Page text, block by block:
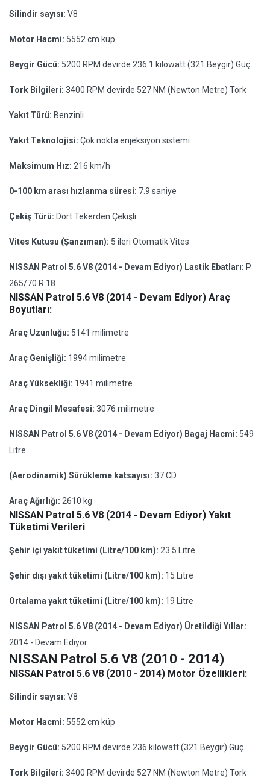
Silindir sayısı: V8
Motor Hacmi: 5552 cm küp
Beygir Gücü: 5200 RPM devirde 236.1 kilowatt (321 Beygir) Güç
Tork Bilgileri: 3400 RPM devirde 527 NM (Newton Metre) Tork
Yakıt Türü: Benzinli
Yakıt Teknolojisi: Çok nokta enjeksiyon sistemi
Maksimum Hız: 216 km/h
0-100 km arası hızlanma süresi: 7.9 saniye
Çekiş Türü: Dört Tekerden Çekişli
Vites Kutusu (Şanzıman): 5 ileri Otomatik Vites
NISSAN Patrol 5.6 V8 (2014 - Devam Ediyor) Lastik Ebatları: P
265/70 R 18
NISSAN Patrol 5.6 V8 (2014 - Devam Ediyor) Araç
Boyutları:
Araç Uzunluğu: 5141 milimetre
Araç Genişliği: 1994 milimetre
Araç Yüksekliği: 1941 milimetre
Araç Dingil Mesafesi: 3076 milimetre
NISSAN Patrol 5.6 V8 (2014 - Devam Ediyor) Bagaj Hacmi: 549
Litre
(Aerodinamik) Sürükleme katsayısı: 37 CD
Araç Ağırlığı: 2610 kg
NISSAN Patrol 5.6 V8 (2014 - Devam Ediyor) Yakıt
Tüketimi Verileri
Şehir içi yakıt tüketimi (Litre/100 km): 23.5 Litre
Şehir dışı yakıt tüketimi (Litre/100 km): 15 Litre
Ortalama yakıt tüketimi (Litre/100 km): 19 Litre
NISSAN Patrol 5.6 V8 (2014 - Devam Ediyor) Üretildiği Yıllar:
2014 - Devam Ediyor
NISSAN Patrol 5.6 V8 (2010 - 2014)
NISSAN Patrol 5.6 V8 (2010 - 2014) Motor Özellikleri:
Silindir sayısı: V8
Motor Hacmi: 5552 cm küp
Beygir Gücü: 5200 RPM devirde 236 kilowatt (321 Beygir) Güç
Tork Bilgileri: 3400 RPM devirde 527 NM (Newton Metre) Tork